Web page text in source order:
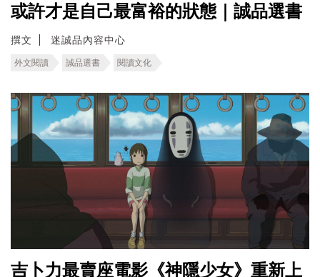
或許才是自己最富裕的狀態｜誠品選書
撰文 迷誠品內容中心
外文閱讀 誠品選書 閱讀文化
吉卜力最賣座電影《神隱少女》重新上